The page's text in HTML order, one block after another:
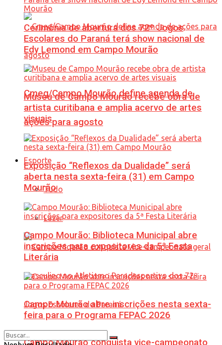
Cmeg/Campo Mourão define agenda de
ações para agosto
Esporte
Tudo
Lazer
Campo Mourão conquista vice-campeonato
Cerimônia de abertura dos 72º Jogos
Escolares do Paraná terá show nacional de
Edy Lemond em Campo Mourão
Museu de Campo Mourão recebe obra de
artista curitibana e amplia acervo de artes
visuais
Exposição “Reflexos da Dualidade” será
aberta nesta sexta-feira (31) em Campo
Mourão
Campo Mourão: Biblioteca Municipal abre
inscrições para expositores da 5ª Festa
Literária
Campo Mourão abre inscrições nesta sexta-
feira para o Programa FEPAC 2026